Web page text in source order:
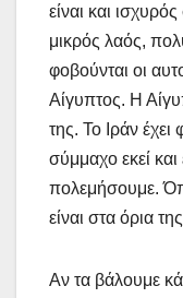
είναι και
μικρός λαός,
φοβούνται οι
Αίγυπτος. Η
της. Το Ιράν
σύμμαχο εκεί
πολεμήσουμε.
είναι στα όρια
Αν τα βάλουμε